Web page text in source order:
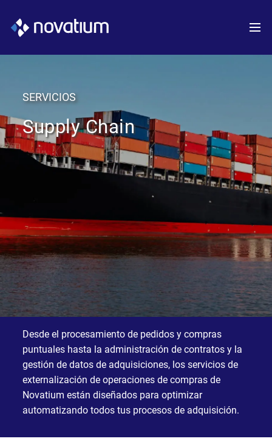
SERVICIOS
Supply Chain
Desde el procesamiento de pedidos y compras
puntuales hasta la administración de contratos y la
gestión de datos de adquisiciones, los servicios de
externalización de operaciones de compras de
Novatium están diseñados para optimizar
automatizando todos tus procesos de adquisición.